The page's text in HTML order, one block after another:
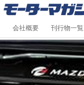
会社概要 刊行物一覧